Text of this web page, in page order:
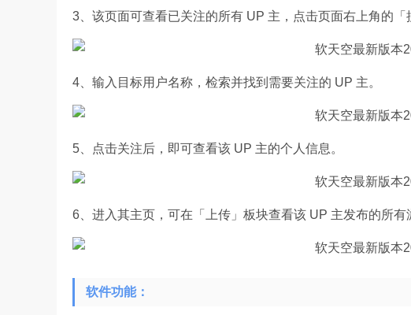
3、该页面可查看已关注的所有 UP 主，点击页面右上角的「
4、输入目标用户名称，检索并找到需要关注的 UP 主。
5、点击关注后，即可查看该 UP 主的个人信息。
6、进入其主页，可在「上传」板块查看该 UP 主发布的所有
软件功能：